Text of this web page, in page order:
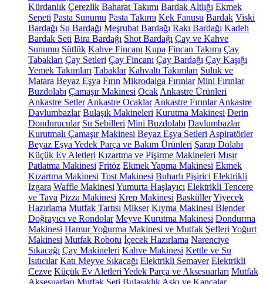
Kürdanlık Çerezlik Baharat Takımı Bardak Altlığı Ekmek
Sepeti Pasta Sunumu Pasta Takımı Kek Fanusu Bardak Viski
Bardağı Su Bardağı Meşrubat Bardağı Rakı Bardağı Kadeh
Bardak Seti Bira Bardağı Shot Bardağı Çay ve Kahve
Sunumu Sütlük Kahve Fincanı Kupa Fincan Takımı Çay
Tabakları Çay Setleri Çay Fincanı Çay Bardağı Çay Kaşığı
Yemek Takımları Tabaklar Kahvaltı Takımları Suluk ve
Matara Beyaz Eşya Fırın Mikrodalga Fırınlar Mini Fırınlar
Buzdolabı Çamaşır Makinesi Ocak Ankastre Ürünleri
Ankastre Setler Ankastre Ocaklar Ankastre Fırınlar Ankastre
Davlumbazlar Bulaşık Makineleri Kurutma Makinesi Derin
Dondurucular Su Sebilleri Mini Buzdolabı Davlumbazlar
Kurutmalı Çamaşır Makinesi Beyaz Eşya Setleri Aspiratörler
Beyaz Eşya Yedek Parça ve Bakım Ürünleri Şarap Dolabı
Küçük Ev Aletleri Kızartma ve Pişirme Makineleri Mısır
Patlatma Makinesi Fritöz Ekmek Yapma Makinesi Ekmek
Kızartma Makinesi Tost Makinesi Buharlı Pişirici Elektrikli
Izgara Waffle Makinesi Yumurta Haşlayıcı Elektrikli Tencere
ve Tava Pizza Makinesi Krep Makinesi BasküllerYiyecek
Hazırlama Mutfak Tartısı Mikser Kıyma Makinesi Blender
Doğrayıcı ve Rondolar Meyve Kurutma Makinesi Dondurma
Makinesi Hamur Yoğurma Makinesi ve Mutfak Şefleri Yoğurt
Makinesi Mutfak Robotu İçecek Hazırlama Narenciye
Sıkacağı Çay Makineleri Kahve Makinesi Kettle ve Su
Isıtıcılar Katı Meyve Sıkacağı Elektrikli Semaver Elektrikli
Cezve Küçük Ev Aletleri Yedek Parça ve Aksesuarları Mutfak
Aksesuarları Mutfak Seti Bulaşıklık Askı ve Kancalar